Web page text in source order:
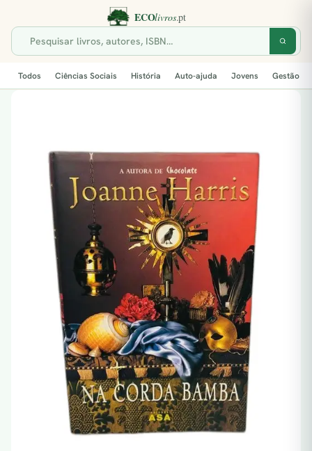
Todos Ciências Sociais História Auto-ajuda Jovens Gestão